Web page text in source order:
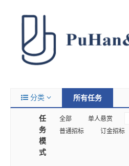
分类
所有任务
任
务
模
式
全部 单人悬赏
普通招标
订金招标